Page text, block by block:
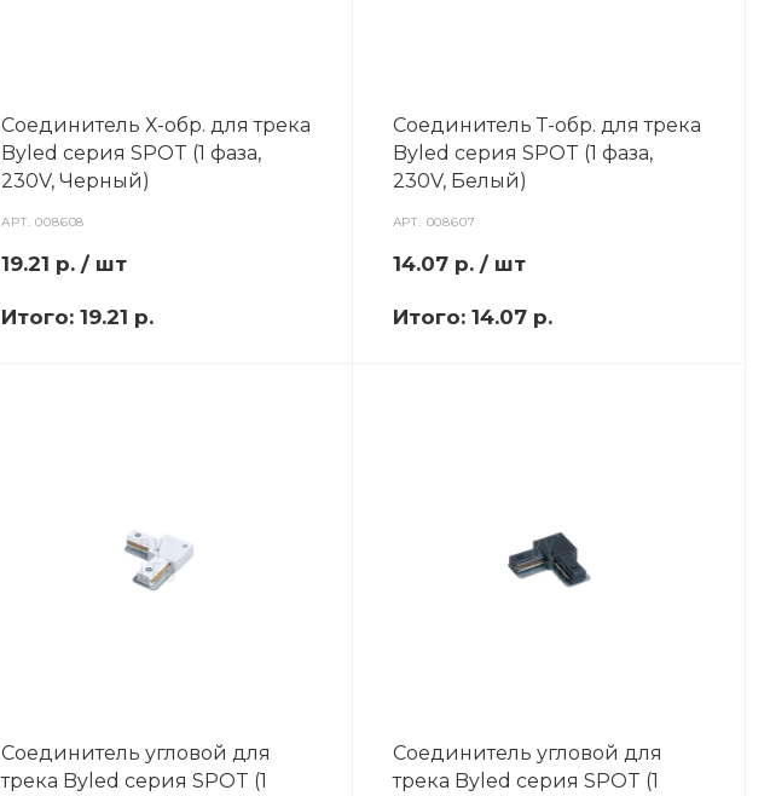
Соединитель Х-обр. для трека
Byled серия SPOT (1 фаза,
230V, Черный)
АРТ.008608
19.21 р. / шт
Итого:19.21 р.
Соединитель Т-обр. для трека
Byled серия SPOT (1 фаза,
230V, Белый)
АРТ. 008607
14.07 р./ шт
Итого: 14.07 р.
Соединитель угловой для
трека Byled серия SPOT (1
Соединитель угловой для
трека Byled серия SPOT (1